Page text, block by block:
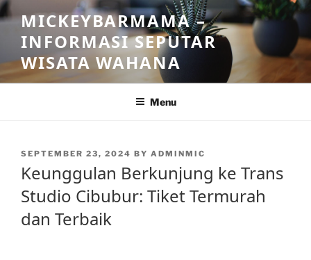
Skip
to
content
MICKEYBARMAMA –
INFORMASI SEPUTAR
WISATA WAHANA
Menu
POSTED
SEPTEMBER 23, 2024 BY ADMINMIC
Keunggulan Berkunjung ke Trans
Studio Cibubur: Tiket Termurah
dan Terbaik